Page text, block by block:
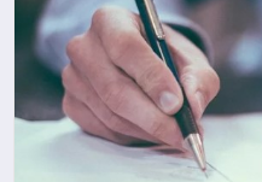
SIYASET
SPOR